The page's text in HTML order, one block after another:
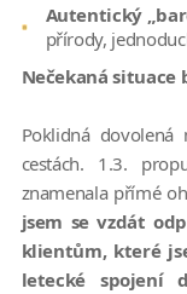
Autentický
přírody,
Nečekaná situace
Poklidná
cestách. 1.3.
znamenala přímé
jsem se vzdát
klientům, které
letecké spojení